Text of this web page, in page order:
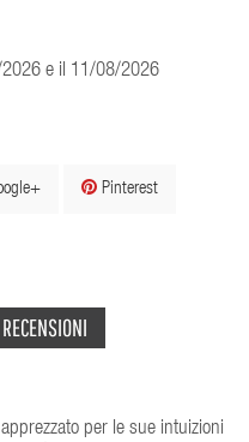
2026 e il 11/08/2026
Pinterest
RECENSIONI
per le sue intuizioni